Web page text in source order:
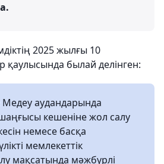
2025 жылғы 10
қаулысында былай делінген:
аудандарында
кешеніне жол салу
немесе басқа
мемлекеттік
мақсатында мәжбүрлі